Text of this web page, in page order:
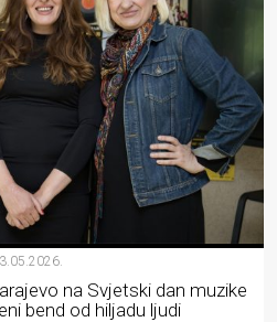
na Svjetski dan muzike
bend od hiljadu ljudi